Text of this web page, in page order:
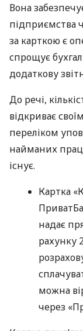
Вона
підприємства
за карткою є
спрощує
додаткову
До речі,
відкриває
переліком
найманих
існує.
Картка
надає
рахунку
можна
через